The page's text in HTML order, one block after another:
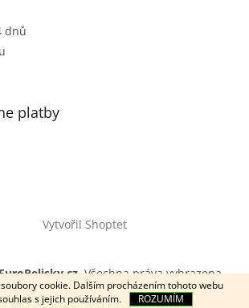
cookie. Dalším procházením tohoto webu
s jejich používáním.
ROZUMÍM
dnů
platby
Vytvořil Shoptet
. Všechna práva vyhrazena.